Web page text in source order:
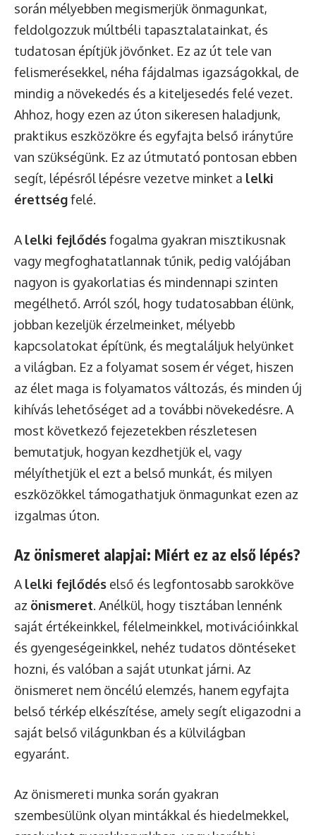
során mélyebben megismerjük önmagunkat,
feldolgozzuk múltbéli tapasztalatainkat, és
tudatosan építjük jövőnket. Ez az út tele van
felismerésekkel, néha fájdalmas igazságokkal, de
mindig a növekedés és a kiteljesedés felé vezet.
Ahhoz, hogy ezen az úton sikeresen haladjunk,
praktikus eszközökre és egyfajta belső iránytűre
van szükségünk. Ez az útmutató pontosan ebben
segít, lépésről lépésre vezetve minket a lelki
érettségfelé.
A lelki fejlődésfogalma gyakran misztikusnak
vagy megfoghatatlannak tűnik, pedig valójában
nagyon is gyakorlatias és mindennapi szinten
megélhető. Arról szól, hogy tudatosabban élünk,
jobban kezeljük érzelmeinket, mélyebb
kapcsolatokat építünk, és megtaláljuk helyünket
a világban. Ez a folyamat sosem ér véget, hiszen
az élet maga is folyamatos változás, és minden új
kihívás lehetőséget ad a további növekedésre. A
most következő fejezetekben részletesen
bemutatjuk, hogyan kezdhetjük el, vagy
mélyíthetjük el ezt a belső munkát, és milyen
eszközökkel támogathatjuk önmagunkat ezen az
izgalmas úton.
Az önismeret alapjai: Miért ez az első lépés?
A lelki fejlődés első és legfontosabb sarokköve
az önismeret. Anélkül, hogy tisztában lennénk
saját értékeinkkel, félelmeinkkel, motivációinkkal
és gyengeségeinkkel, nehéz tudatos döntéseket
hozni, és valóban a saját utunkat járni. Az
önismeret nem öncélú elemzés, hanem egyfajta
belső térkép elkészítése, amely segít eligazodni a
saját belső világunkban és a külvilágban
egyaránt.
Az önismereti munka során gyakran
szembesülünk olyan mintákkal és hiedelmekkel,